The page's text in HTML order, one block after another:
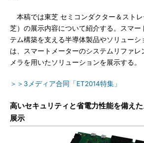
本稿では東芝 セミコンダクター＆スト
芝）の展示内容について紹介する。スマー
テム構築を支える半導体製品やソリューシ
は、スマートメーターのシステムリファレ
メラを用いたソリューションを展示する。
＞＞3メディア合同「ET2014特集」
高いセキュリティと省電力性能を備え
展示